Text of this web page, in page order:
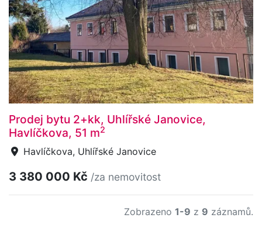
Prodej bytu 2+kk, Uhlířské Janovice,
Havlíčkova, 51 m2
Havlíčkova, Uhlířské Janovice
3 380 000 Kč /za nemovitost
Zobrazeno 1-9 z 9 záznamů.